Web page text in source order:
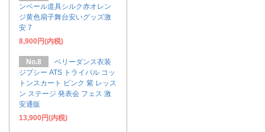
ンベール道具シルク赤オレン
ジ黄色扇子舞台安いグッズ激
安 7
8,900円(内税)
No.8
ベリーダンス衣装
ジプシー ATS トライバル コッ
トンスカート ピンク 紫 レッス
ン ステージ 発表会 フェス 激
安通販
13,900円(内税)